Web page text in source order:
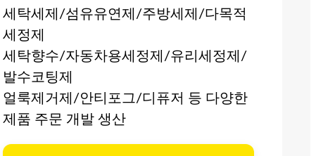
세탁세제/섬유유연제/주방세제/다목적
세정제
세탁향수/자동차용세정제/유리세정제/
발수코팅제
얼룩제거제/안티포그/디퓨저 등 다양한
제품 주문 개발 생산